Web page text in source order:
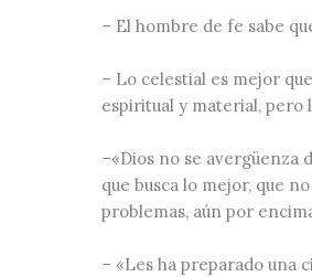
– El hombre de fe sabe
– Lo celestial es mejor
espiritual y material, pero
–«Dios no se avergüenza
que busca lo mejor, que
problemas, aún por
– «Les ha preparado una